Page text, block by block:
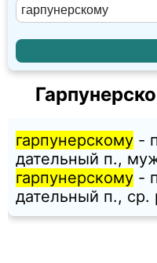
гарпунерскому -
дательный п.,
гарпунерскому -
дательный п., ср.